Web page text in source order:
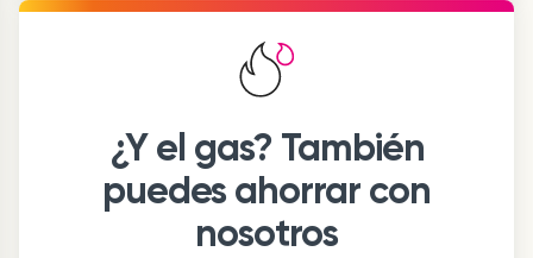
¿Y el gas? También
puedes ahorrar con
nosotros